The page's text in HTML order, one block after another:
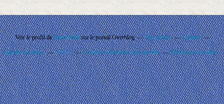
Voir le profil deRando'Ballsur le portail Overblog Top articles Contact
Signaler un abus C.G.U. Cookies et données personnelles Préférences cookies